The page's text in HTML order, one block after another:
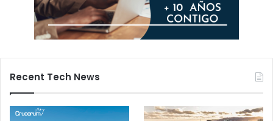
Recent Tech News